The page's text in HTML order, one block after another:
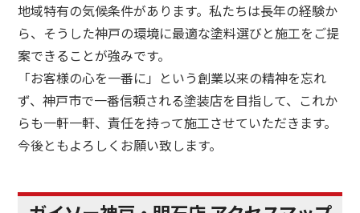
地域特有の気候条件があります。私たちは長年の経験か
ら、そうした神戸の環境に最適な塗料選びと施工をご提
案できることが強みです。
「お客様の心を一番に」という創業以来の精神を忘れ
ず、神戸市で一番信頼される塗装店を目指して、これか
らも一軒一軒、責任を持って施工させていただきます。
今後ともよろしくお願い致します。